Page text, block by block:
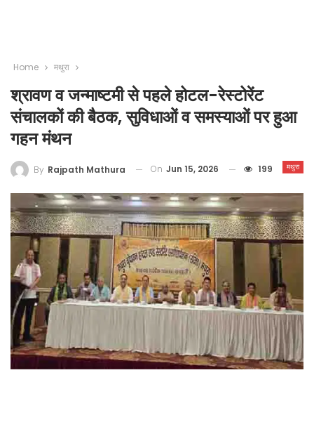
Home मथुरा
श्रावण व जन्माष्टमी से पहले होटल-रेस्टोरेंट
संचालकों की बैठक, सुविधाओं व समस्याओं पर हुआ
गहन मंथन
मथुरा
By Rajpath Mathura On Jun 15, 2026 199